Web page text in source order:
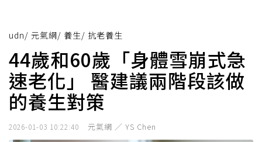
udn/ 元氣網/ 養生/ 抗老養生
44歲和60歲「身體雪崩式急
速老化」 醫建議兩階段該做
的養生對策
2026-01-03 10:22:40 元氣網 ／ YS Chen